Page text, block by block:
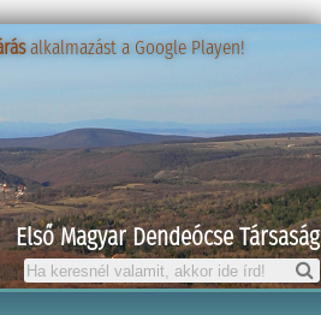
Első Magyar Dendeócse Társaság
alkalmazást a Google Playen!
alkalmazást a Google Playen!